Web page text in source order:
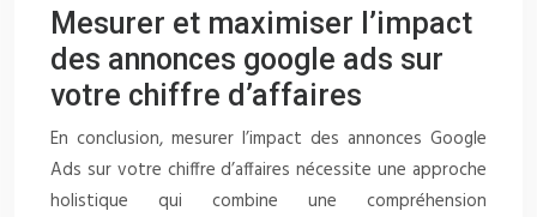
Mesurer et maximiser l’impact
des annonces google ads sur
votre chiffre d’affaires
En conclusion, mesurer l’impact des annonces Google
Ads sur votre chiffre d’affaires nécessite une approche
holistique qui combine une compréhension